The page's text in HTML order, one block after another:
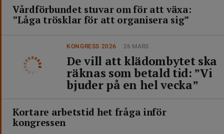
Vårdförbundet stuvar om för att växa:
”Låga trösklar för att organisera sig”
KONGRESS 2026 26 MARS
De vill att klädombytet ska
räknas som betald tid: ”Vi
bjuder på en hel vecka”
Kortare arbetstid het fråga inför
kongressen